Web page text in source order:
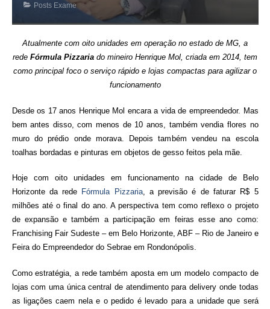
Posts Exame
Atualmente com oito unidades em operação no estado de MG, a
rede Fórmula Pizzaria do mineiro Henrique Mol, criada em 2014, tem
como principal foco o serviço rápido e lojas compactas para agilizar o
funcionamento
Desde os 17 anos Henrique Mol encara a vidade empreendedor. Mas
bem antes disso, com menos de10 anos, também vendia flores no
muro do prédio onde morava. Depois também vendeu na escola
toalhas bordadas e pinturas em objetos degesso feitos pela mãe.
Hoje com oito unidades em funcionamento na cidade de Belo
Horizonte da rede Fórmula Pizzaria, a previsão é defaturar R$ 5
milhões até o final do ano. A perspectiva tem como reflexo o projeto
de expansão e também a participação em feiras esse ano como:
Franchising Fair Sudeste – em Belo Horizonte, ABF – Rio de Janeiro e
Feira do Empreendedor do Sebrae em Rondonópolis.
Como estratégia, a rede também aposta em um modelo compacto de
lojas com uma única central de atendimento para delivery onde todas
as ligações caem nela e o pedido é levado para a unidade que será